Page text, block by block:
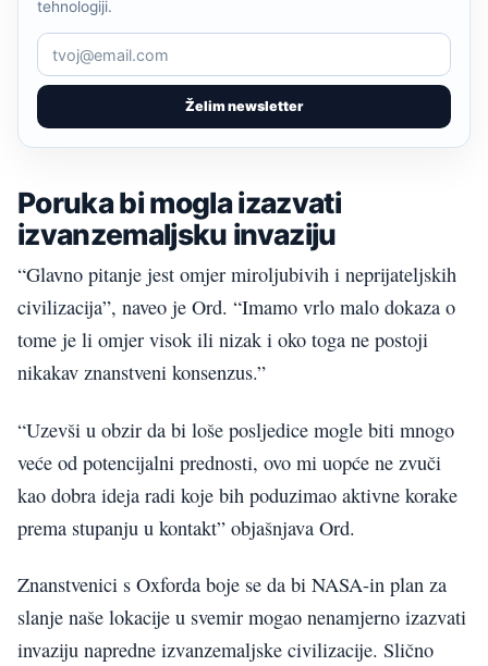
Želim newsletter
tehnologiji.
Poruka bi mogla izazvati
izvanzemaljsku invaziju
“Glavno pitanje jest omjer miroljubivih i neprijateljskih
civilizacija”, naveo je Ord. “Imamo vrlo malo dokaza o
tome je li omjer visok ili nizak i oko toga ne postoji
nikakav znanstveni konsenzus.”
“Uzevši u obzir da bi loše posljedice mogle biti mnogo
veće od potencijalni prednosti, ovo mi uopće ne zvuči
kao dobra ideja radi koje bih poduzimao aktivne korake
prema stupanju u kontakt” objašnjava Ord.
Znanstvenici s Oxforda boje se da bi NASA-in plan za
slanje naše lokacije u svemir mogao nenamjerno izazvati
invaziju napredne izvanzemaljske civilizacije. Slično